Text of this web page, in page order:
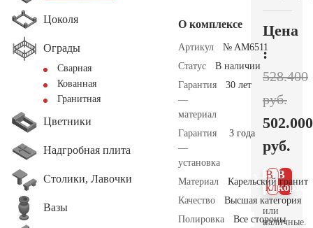
Цоколя
Ограды
Сварная
Кованная
Гранитная
Цветники
Надгробная плита
Столики, Лавочки
Вазы
О комплексе
Артикул
№ AM6511
Статус
В наличии
Гарантия
—
материал
30 лет
Гарантия
—
установка
3 года
Материал
Карельский гранит
Качество
Высшая категория
Полировка
Все стороны
Цена
:
528.400
руб.
502.000
руб.
В
В 1
клик
или
наличные.